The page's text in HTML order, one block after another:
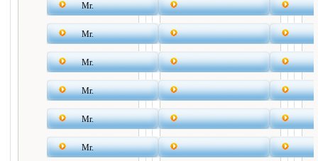
Mr.
Mr.
Mr.
Mr.
Mr.
Mr.